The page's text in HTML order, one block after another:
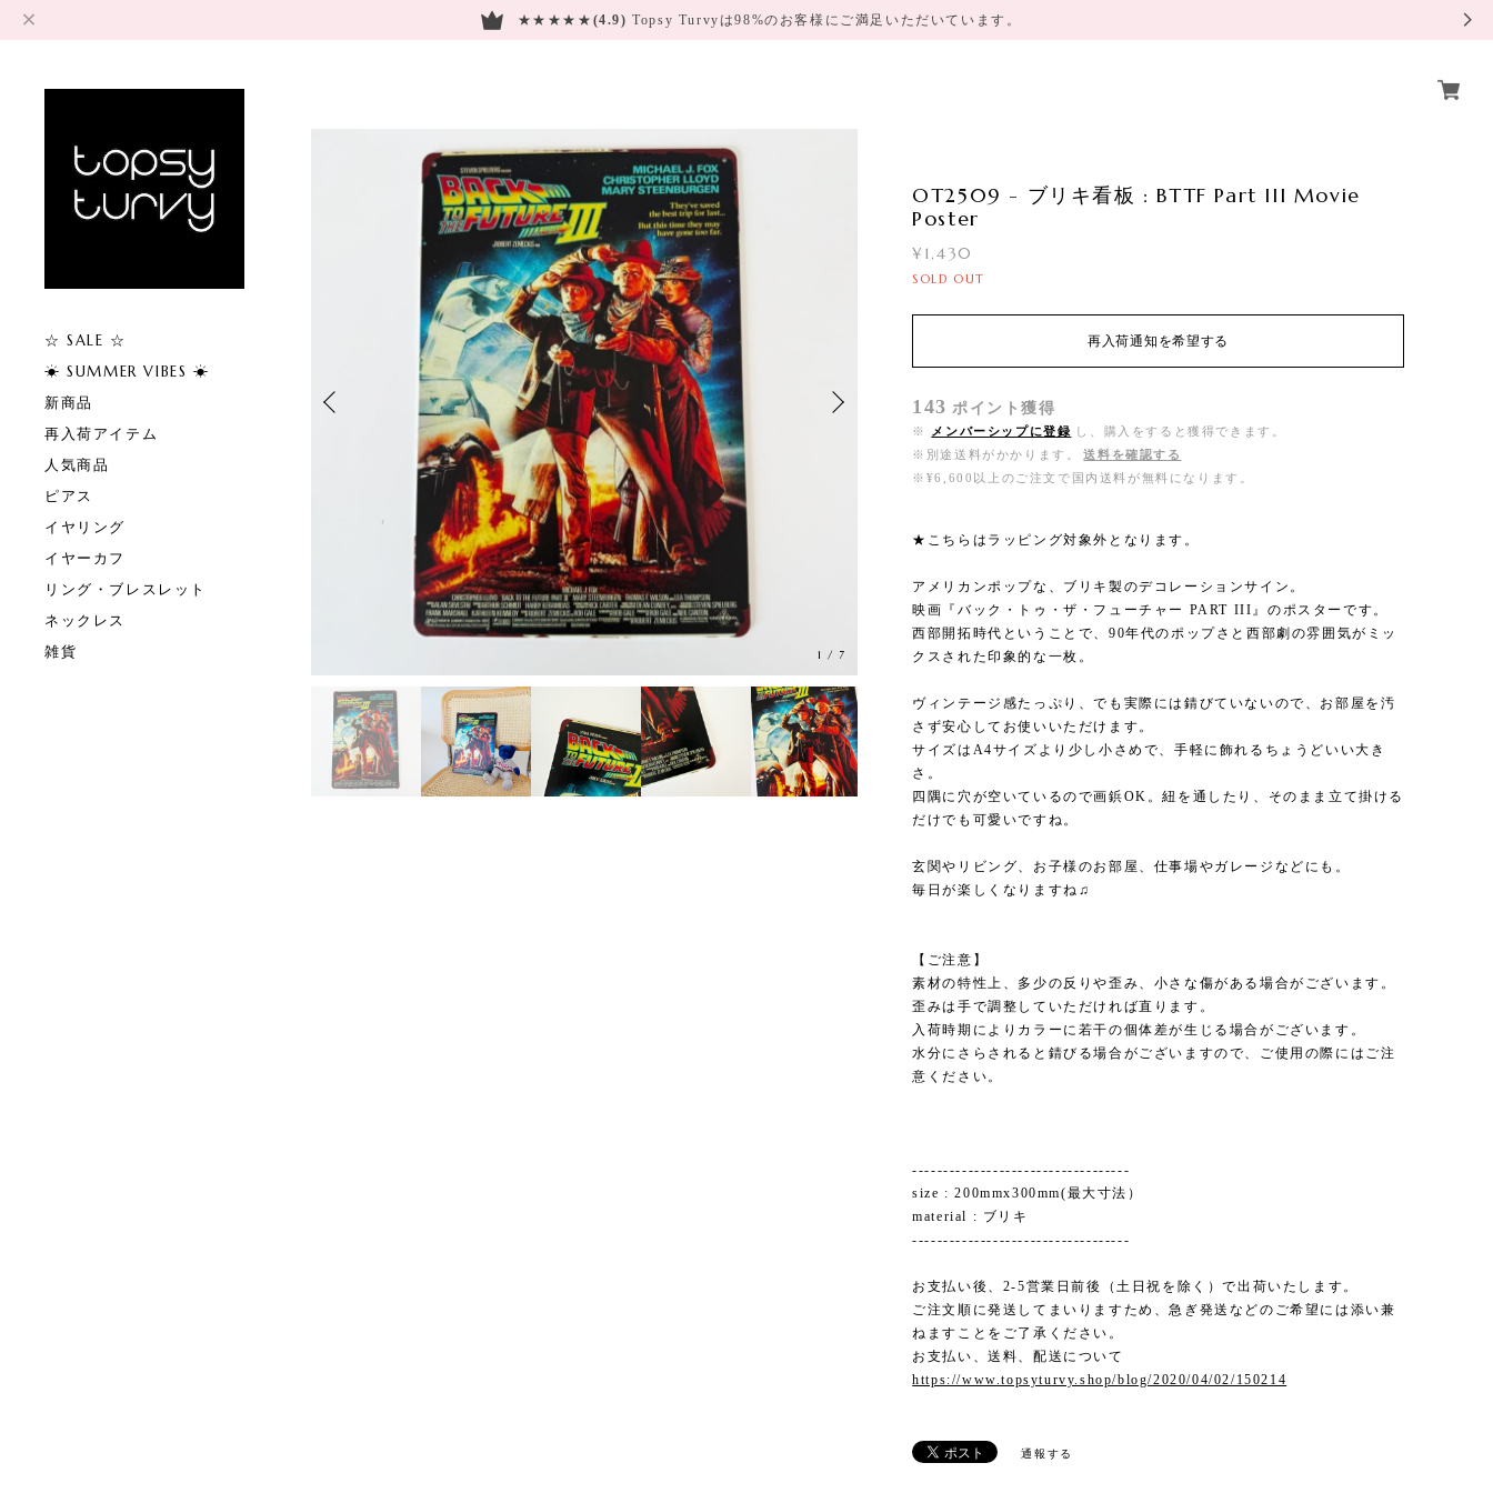
★★★★★ (4.9) Topsy Turvyは98%のお客様にご満足いただいています。
☆ SALE ☆
☀︎ SUMMER VIBES ☀︎
新商品
再入荷アイテム
人気商品
ピアス
イヤリング
イヤーカフ
リング・ブレスレット
ネックレス
雑貨
1 / 7
OT2509 - ブリキ看板 : BTTF Part III Movie
Poster
¥1,430
SOLD OUT
再入荷通知を希望する
143 ポイント獲得
※ メンバーシップに登録 し、購入をすると獲得できます。
※別途送料がかかります。
送料を確認する
※¥6,600以上のご注文で国内送料が無料になります。
★こちらはラッピング対象外となります。
アメリカンポップな、ブリキ製のデコレーションサイン。
映画『バック・トゥ・ザ・フューチャー PART III』のポスターです。
西部開拓時代ということで、90年代のポップさと西部劇の雰囲気がミッ
クスされた印象的な一枚。
ヴィンテージ感たっぷり、でも実際には錆びていないので、お部屋を汚
さず安心してお使いいただけます。
サイズはA4サイズより少し小さめで、手軽に飾れるちょうどいい大き
さ。
四隅に穴が空いているので画鋲OK。紐を通したり、そのまま立て掛ける
だけでも可愛いですね。
玄関やリビング、お子様のお部屋、仕事場やガレージなどにも。
毎日が楽しくなりますね♫
【ご注意】
素材の特性上、多少の反りや歪み、小さな傷がある場合がございます。
歪みは手で調整していただければ直ります。
入荷時期によりカラーに若干の個体差が生じる場合がございます。
水分にさらされると錆びる場合がございますので、ご使用の際にはご注
意ください。
-----------------------------------
size : 200mmx300mm(最大寸法）
material : ブリキ
-----------------------------------
お支払い後、2-5営業日前後（土日祝を除く）で出荷いたします。
ご注文順に発送してまいりますため、急ぎ発送などのご希望には添い兼
ねますことをご了承ください。
お支払い、送料、配送について
https://www.topsyturvy.shop/blog/2020/04/02/150214
通報する